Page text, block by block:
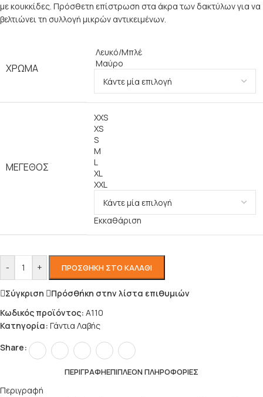
με κουκκίδες. Πρόσθετη επίστρωση στα άκρα των δακτύλων για να
βελτιώνει τη συλλογή μικρών αντικειμένων.
ΧΡΏΜΑ
Λευκό/Μπλέ
Μαύρο
ΜΈΓΕΘΟΣ
XXS
XS
S
M
L
XL
XXL
Εκκαθάριση
- + ΠΡΟΣΘΉΚΗ ΣΤΟ ΚΑΛΆΘΙ
Σύγκριση
Πρόσθήκη στην λίστα επιθυμιών
Κωδικός προϊόντος: A110
Κατηγορία: Γάντια Λαβής
Share:
ΠΕΡΙΓΡΑΦΉΕΠΙΠΛΈΟΝ ΠΛΗΡΟΦΟΡΊΕΣ
Περιγραφή